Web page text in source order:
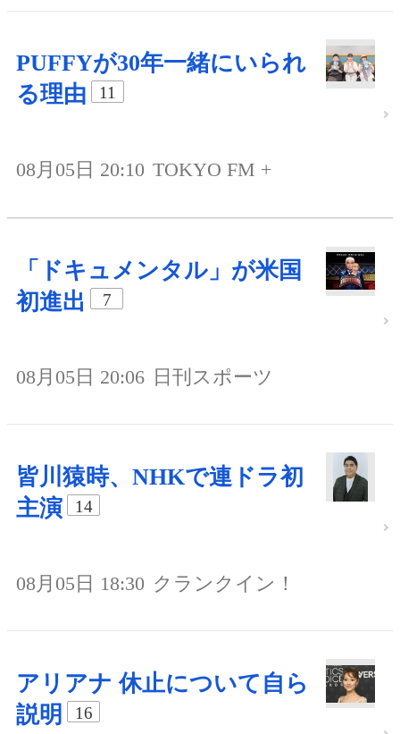
PUFFYが30年一緒にいられ
る理由
11
08月05日 20:10 TOKYO FM +
「ドキュメンタル」が米国
初進出
7
08月05日 20:06 日刊スポーツ
皆川猿時、NHKで連ドラ初
主演
14
08月05日 18:30 クランクイン！
アリアナ 休止について自ら
説明
16